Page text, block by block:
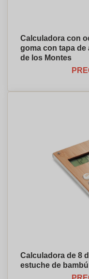
Calculadora con
goma con tapa de
de los Montes
Calculadora de 8
estuche de